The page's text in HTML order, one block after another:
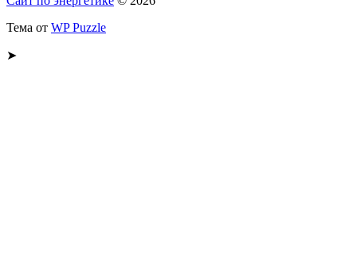
Тема от WP Puzzle
➤